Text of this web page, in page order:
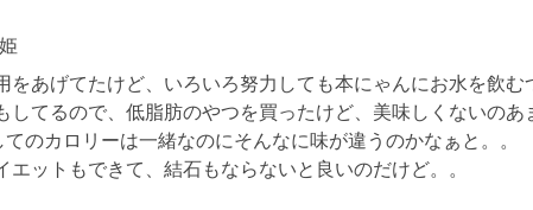
をあげてたけど、いろいろ努力しても本にゃんにお水を飲
してるので、低脂肪のやつを買ったけど、美味しくないのあ
のカロリーは一緒なのにそんなに味が違うのかなぁと。。
エットもできて、結石もならないと良いのだけど。。